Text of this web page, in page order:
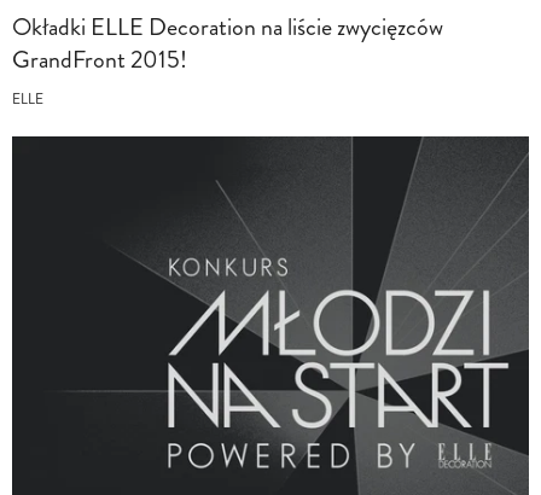
Okładki ELLE Decoration na liście zwycięzców
GrandFront 2015!
ELLE